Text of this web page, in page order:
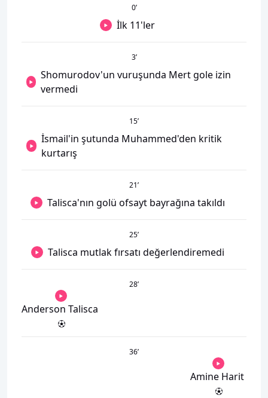
0’
İlk 11'ler
3’
Shomurodov'un vuruşunda Mert gole izin
vermedi
15’
İsmail'in şutunda Muhammed'den kritik
kurtarış
21’
Talisca'nın golü ofsayt bayrağına takıldı
25’
Talisca mutlak fırsatı değerlendiremedi
28’
Anderson Talisca
36’
Amine Harit